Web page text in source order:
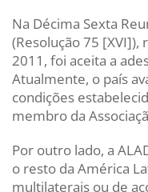
Na Décima Sexta
(Resolução 75 [XVI]),
2011, foi aceita a
Atualmente, o país
condições
membro da
Por outro lado, a
o resto da América
multilaterais ou de